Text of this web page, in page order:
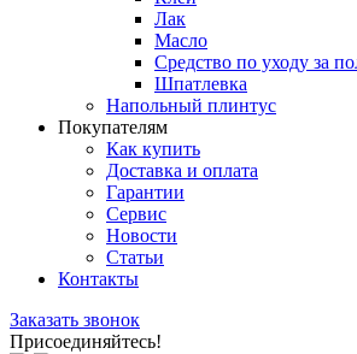
Лак
Масло
Средство по уходу за
Шпатлевка
Напольный плинтус
Покупателям
Как купить
Доставка и оплата
Гарантии
Сервис
Новости
Статьи
Контакты
Заказать звонок
Присоединяйтесь!